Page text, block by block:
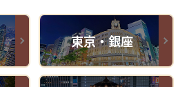
東京・銀座